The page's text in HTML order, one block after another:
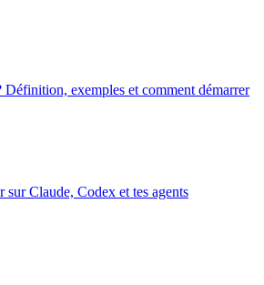
exemples et comment démarrer
sur Claude, Codex et tes agents